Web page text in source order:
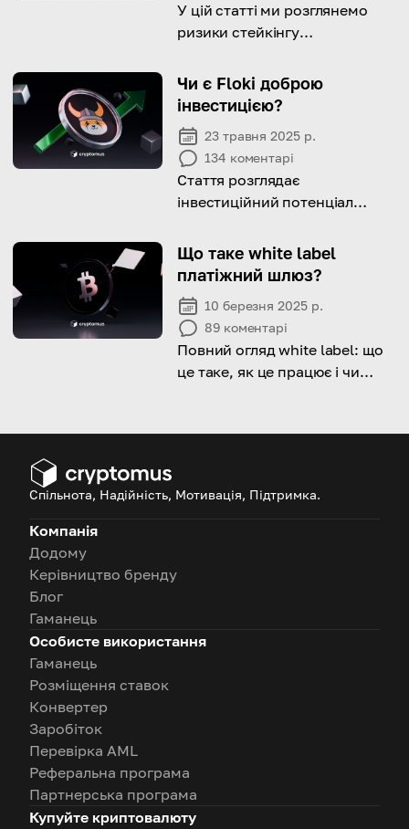
У цій статті ми розглянемо
ризики стейкінгу
вплинути на ваші інвестиції.
Чи є Floki доброю
інвестицією?
23 травня 2025 р.
134 коментарі
Стаття розглядає
інвестиційний потенціал
довгострокові перспективи та
основні ризики такого
Що таке white label
платіжний шлюз?
10 березня 2025 р.
89 коментарі
Повний огляд white label: що
це таке, як це працює і чи
Спільнота, Надійність, Мотивація, Підтримка.
Компанія
Додому
Керівництво бренду
Блог
Гаманець
Особисте використання
Гаманець
Розміщення ставок
Конвертер
Заробіток
Перевірка AML
Реферальна програма
Партнерська програма
Купуйте криптовалюту